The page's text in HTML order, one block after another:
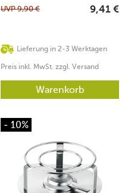
Lieferung in 2-3 Werktagen
UVP9,90 € 9,41 €
Preis inkl. MwSt. zzgl. Versand
Warenkorb
- 10%